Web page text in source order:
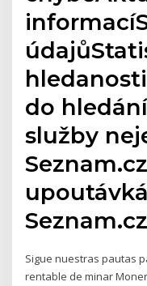
do
služby
Sigue nuestras pautas
rentable de minar